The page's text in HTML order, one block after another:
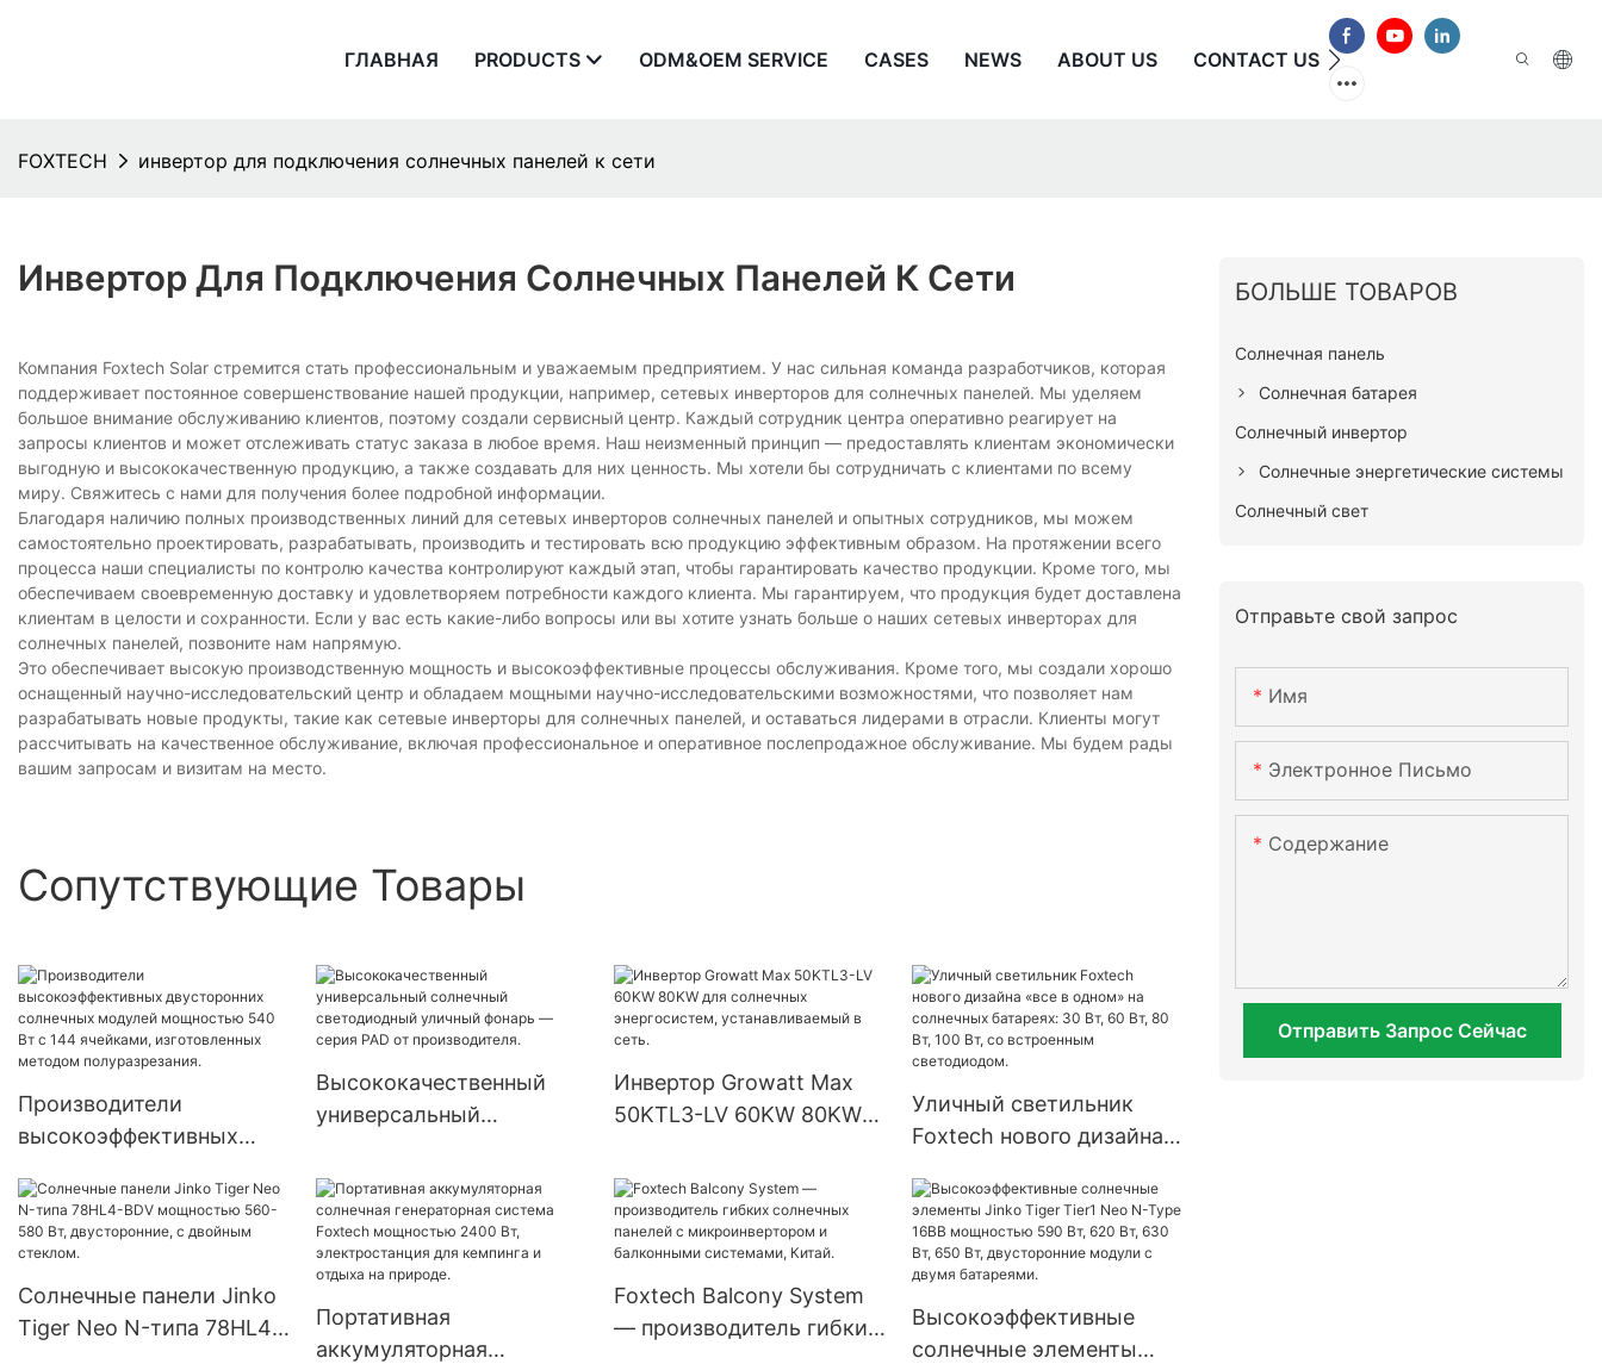
ГЛАВНАЯ PRODUCTS ODM&OEM SERVICE CASES NEWS ABOUT US CONTACT US ЧАСТО ЗАДАВАЕМЫЕ
FOXTECH инвертор для подключения солнечных панелей к сети
Инвертор Для Подключения Солнечных Панелей К Сети
Компания Foxtech Solar стремится стать профессиональным и уважаемым предприятием. У нас сильная команда разработчиков, которая
поддерживает постоянное совершенствование нашей продукции, например, сетевых инверторов для солнечных панелей. Мы уделяем
большое внимание обслуживанию клиентов, поэтому создали сервисный центр. Каждый сотрудник центра оперативно реагирует на
запросы клиентов и может отслеживать статус заказа в любое время. Наш неизменный принцип — предоставлять клиентам экономически
выгодную и высококачественную продукцию, а также создавать для них ценность. Мы хотели бы сотрудничать с клиентами по всему
миру. Свяжитесь с нами для получения более подробной информации.
Благодаря наличию полных производственных линий для сетевых инверторов солнечных панелей и опытных сотрудников, мы можем
самостоятельно проектировать, разрабатывать, производить и тестировать всю продукцию эффективным образом. На протяжении всего
процесса наши специалисты по контролю качества контролируют каждый этап, чтобы гарантировать качество продукции. Кроме того, мы
обеспечиваем своевременную доставку и удовлетворяем потребности каждого клиента. Мы гарантируем, что продукция будет доставлена
​​клиентам в целости и сохранности. Если у вас есть какие-либо вопросы или вы хотите узнать больше о наших сетевых инверторах для
солнечных панелей, позвоните нам напрямую.
Это обеспечивает высокую производственную мощность и высокоэффективные процессы обслуживания. Кроме того, мы создали хорошо
оснащенный научно-исследовательский центр и обладаем мощными научно-исследовательскими возможностями, что позволяет нам
разрабатывать новые продукты, такие как сетевые инверторы для солнечных панелей, и оставаться лидерами в отрасли. Клиенты могут
рассчитывать на качественное обслуживание, включая профессиональное и оперативное послепродажное обслуживание. Мы будем рады
вашим запросам и визитам на место.
Сопутствующие Товары
Производители
высокоэффективных
модулей мощностью 540
Вт с 144 ячейками,
изготовленных методом
полуразрезания.
Высококачественный
универсальный
светодиодный уличный
фонарь — серия PAD от
производителя.
Инвертор Growatt Max
50KTL3-LV 60KW 80KW
энергосистем,
устанавливаемый в сеть.
Уличный светильник
Foxtech нового дизайна
солнечных батареях: 30
Вт, 60 Вт, 80 Вт, 100 Вт,
со встроенным
Солнечные панели Jinko
Tiger Neo N-типа 78HL4-
Портативная
аккумуляторная
Foxtech Balcony System
— производитель гибких
Высокоэффективные
солнечные элементы
БОЛЬШЕ ТОВАРОВ
Солнечная панель
Солнечная батарея
Солнечный инвертор
Солнечные энергетические системы
Солнечный свет
Отправьте свой запрос
Имя
Электронное Письмо
Содержание
Отправить Запрос Сейчас